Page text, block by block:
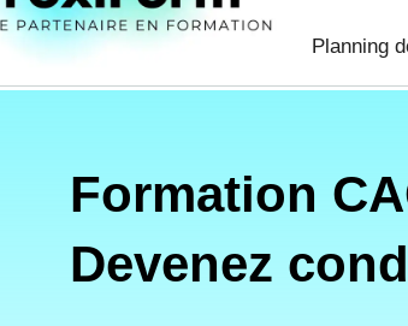
Planning
Formation
Devenez